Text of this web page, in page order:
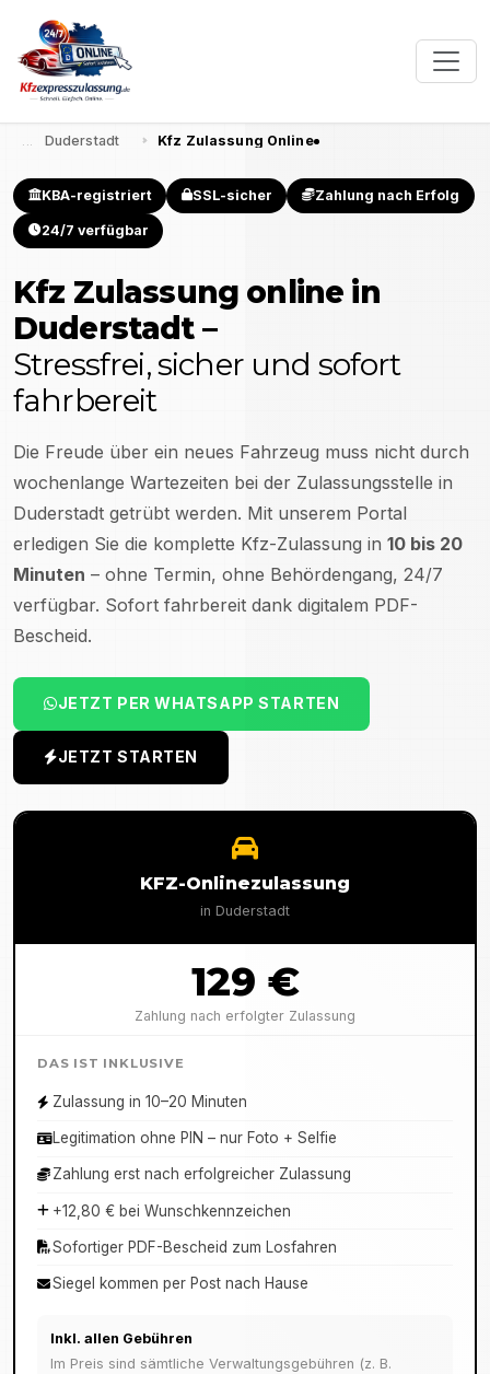
Duderstadt Kfz Zulassung Online
KBA-registriert SSL-sicher Zahlung nach Erfolg
24/7 verfügbar
Kfz Zulassung online in
Duderstadt–
Stressfrei, sicher und sofort
fahrbereit
Die Freude über ein neues Fahrzeug muss nicht durch
wochenlange Wartezeiten bei der Zulassungsstelle in
Duderstadt getrübt werden. Mit unserem Portal
erledigen Sie die komplette Kfz-Zulassung in 10 bis 20
Minuten – ohne Termin, ohne Behördengang, 24/7
verfügbar. Sofort fahrbereit dank digitalem PDF-
Bescheid.
JETZT PER WHATSAPP STARTEN
JETZT STARTEN
KFZ-Onlinezulassung
in Duderstadt
129 €
Zahlung nach erfolgter Zulassung
DAS IST INKLUSIVE
Zulassung in 10–20 Minuten
Legitimation ohne PIN – nur Foto + Selfie
Zahlung erst nach erfolgreicher Zulassung
+12,80 € bei Wunschkennzeichen
Sofortiger PDF-Bescheid zum Losfahren
Siegel kommen per Post nach Hause
Inkl. allen Gebühren
Im Preis sind sämtliche Verwaltungsgebühren (z. B.